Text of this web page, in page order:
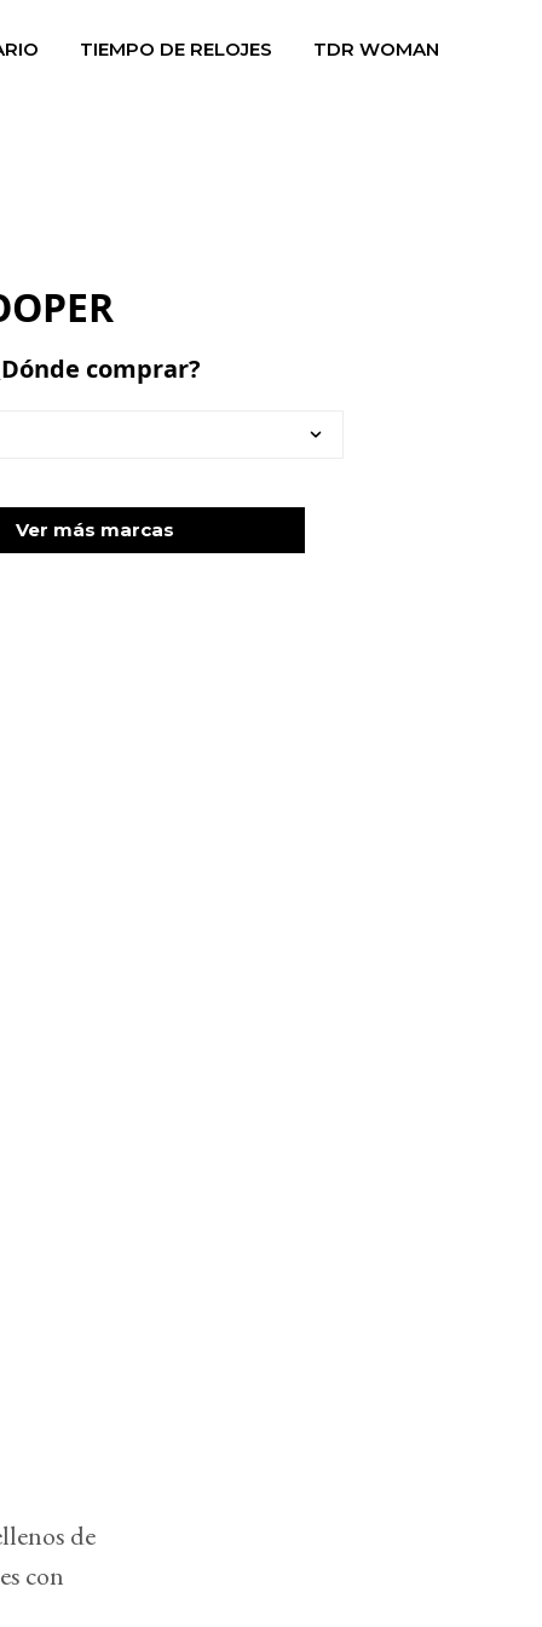
TIEMPO DE RELOJES TDR WOMAN
comprar?
Ver más marcas
de
con